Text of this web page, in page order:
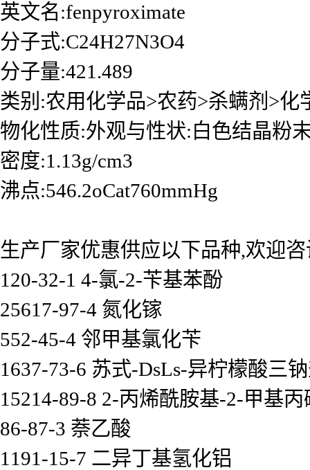
英文名:fenpyroximate
分子式:C24H27N3O4
分子量:421.489
类别:农用化学品>农药>杀螨剂>化
物化性质:外观与性状:白色结晶粉
密度:1.13g/cm3
沸点:546.2oCat760mmHg
生产厂家优惠供应以下品种,欢迎
120-32-1 4-氯-2-苄基苯酚
25617-97-4 氮化镓
552-45-4 邻甲基氯化苄
1637-73-6 苏式-DsLs-异柠檬酸三
15214-89-8 2-丙烯酰胺基-2-甲基丙
86-87-3 萘乙酸
1191-15-7 二异丁基氢化铝